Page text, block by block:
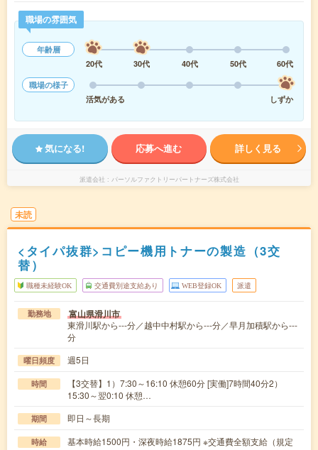
職場の雰囲気
年齢層
20代
30代 40代 50代
60代
職場の様子
活気がある
しずか
気になる! 応募へ進む 詳しく見る
派遣会社 パーソルファクトリーパートナーズ株式会社
未読
<タイパ抜群>コピー機用トナーの製造（3交
替）
職種未経験OK 交通費別途支給あり WEB登録OK 派遣
勤務地 富山県滑川市
東滑川駅から---分／越中中村駅から---分／早月加積駅から---
分
曜日頻度 週5日
時間
【3交替】1）7:30～16:10 休憩60分 [実働]7時間40分2）
15:30～翌0:10 休憩…
期間 即日～長期
時給
基本時給1500円・深夜時給1875円 ※交通費全額支給（規定